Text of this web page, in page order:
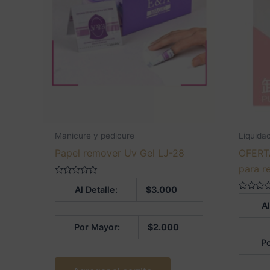
Manicure y pedicure
Papel remover Uv Gel LJ-28
Al Detalle: $3.000
Por Mayor: $2.000
para